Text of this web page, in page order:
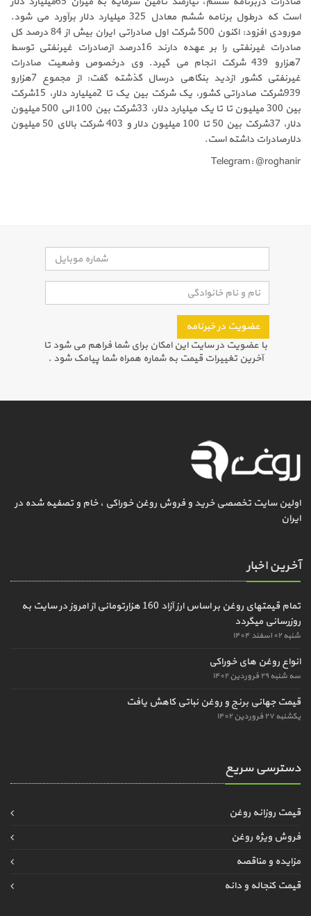
است که درطول برنامه ششم معادل 325 میلیارد دلار برآورد می شود.
مورودی افزود: اکنون 500 شرکت اول صادراتی ایران بیش از 84 درصد کل
صادرات غیرنفتی را بر عهده دارند 16درصد ازصادرات غیرنفتی توسط
7هزارو 439 شرکت انجام می گیرد. وی درخصوص وضعیت صادرات
غیرنفتی کشور ازدید بنگاهی درسال گذشته گفت: از مجموع 7هزارو
939شرکت صادراتی کشور، یک شرکت بین یک تا 2میلیارد دلار، 15شرکت
بین 300 میلیون تا تا یک میلیارد دلار، 33شرکت بین 100 الی 500 میلیون
دلار، 37شرکت بین 50 تا 100 میلیون دلار و 403 شرکت بالای 50 میلیون
دلارصادرات داشته است.
Telegram: @roghanir
عضویت در خبرنامه
با عضویت در سایت این امکان برای شما فراهم می شود تا
آخرین تغییرات قیمت به شماره همراه شما پیامک شود .
اولین سایت تخصصی خرید و فروش روغن خوراکی ، خام و تصفیه شده در
ایران
آخرین اخبار
تمام قیمتهای روغن بر اساس ارز آزاد 160 هزارتومانی از امروز در سایت به
روزرسانی میگردد
شنبه ۰۲ اسفند ۱۴۰۴
انواع روغن های خوراکی
سه شنبه ۲۹ فروردین ۱۴۰۲
قیمت جهانی برنج و روغن نباتی کاهش یافت
یکشنبه ۲۷ فروردین ۱۴۰۲
دسترسی سریع
قیمت روزانه روغن
فروش ویژه روغن
مزایده و مناقصه
قیمت کنجاله و دانه